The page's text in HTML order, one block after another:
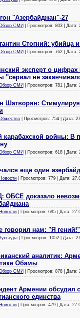
"Азербайджан"-27
СМИ | Просмотров: 803 | Дата:
Стогний: убийца
СМИ | Просмотров: 762 | Дата:
эксперт о
"сериал не
СМИ | Просмотров: 781 | Дата:
Шатворян:
| Просмотров: 754 | Дата:
карабахской войны: В
СМИ | Просмотров: 618 | Дата:
еще один
Новости | Просмотров: 779 | Дата:
ОБСЕ доказало
Новости | Просмотров: 695 | Дата:
говорил нам: "Я гений!"
Культура | Просмотров: 1052 | Дата:
аналитик:
Обамы
СМИ | Просмотров: 878 | Дата:
Армении обсудил
единства
Новости | Просмотров: 479 | Дата: